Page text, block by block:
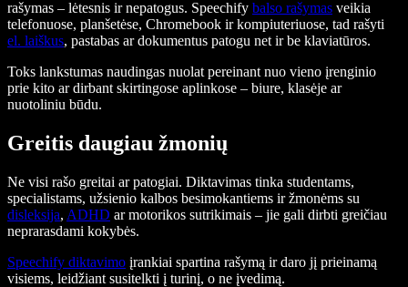
rašymas – lėtesnis ir nepatogus. Speechify balso rašymas veikia
telefonuose, planšetėse, Chromebook ir kompiuteriuose, tad rašyti
el. laiškus, pastabas ar dokumentus patogu net ir be klaviatūros.
Toks lankstumas naudingas nuolat pereinant nuo vieno įrenginio
prie kito ar dirbant skirtingose aplinkose – biure, klasėje ar
nuotoliniu būdu.
Greitis daugiau žmonių
Ne visi rašo greitai ar patogiai. Diktavimas tinka studentams,
specialistams, užsienio kalbos besimokantiems ir žmonėms su
disleksija, ADHD ar motorikos sutrikimais – jie gali dirbti greičiau
neprarasdami kokybės.
Speechify diktavimo įrankiai spartina rašymą ir daro jį prieinamą
visiems, leidžiant susitelkti į turinį, o ne įvedimą.